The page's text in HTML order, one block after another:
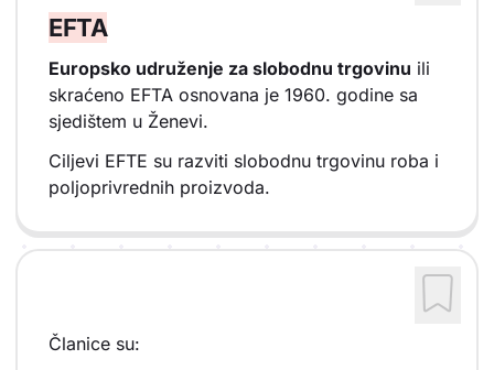
EFTA
Europsko udruženje za slobodnu trgovinu ili
skraćeno EFTA osnovana je 1960. godine sa
sjedištem u Ženevi.
Ciljevi EFTE su razviti slobodnu trgovinu roba i
poljoprivrednih proizvoda.
Članice su: